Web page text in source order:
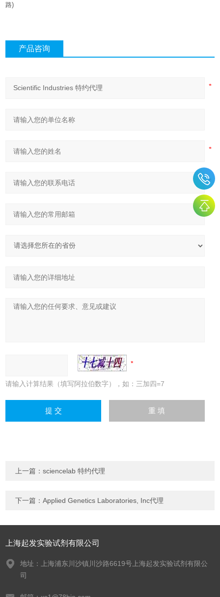
路)
产品咨询
请输入计算结果（填写阿拉伯数字），如：三加四=7
上一篇：sciencelab 特约代理
下一篇：Applied Genetics Laboratories, Inc代理
上海起发实验试剂有限公司
地址：上海浦东川沙镇川沙路6619号上海起发实验试剂有限公
司